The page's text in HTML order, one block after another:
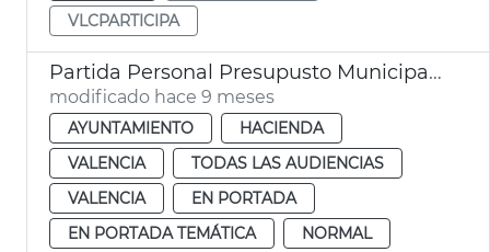
VLCPARTICIPA
Partida Personal Presupusto Municipal 2026 València
modificado hace 9 meses
AYUNTAMIENTO
HACIENDA
VALENCIA
TODAS LAS AUDIENCIAS
VALENCIA
EN PORTADA
EN PORTADA TEMÁTICA
NORMAL